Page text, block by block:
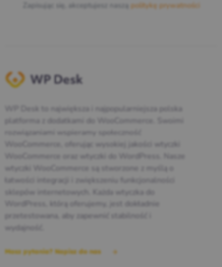
Zapisując się, akceptujesz naszą politykę prywatności
WP Desk to największa i najpopularniejsza polska
platforma z dodatkami do WooCommerce. Swoimi
rozwiązaniami wspieramy społeczność
WooCommerce, oferując wysokiej jakości wtyczki
WooCommerce oraz wtyczki do WordPress. Nasze
wtyczki WooCommerce są stworzone z myślą o
łatwości integracji i zwiększeniu funkcjonalności
sklepów internetowych. Każda wtyczka do
WordPress, którą oferujemy, jest dokładnie
przetestowana, aby zapewnić stabilność i
wydajność.
Masz pytania? Napisz do nas